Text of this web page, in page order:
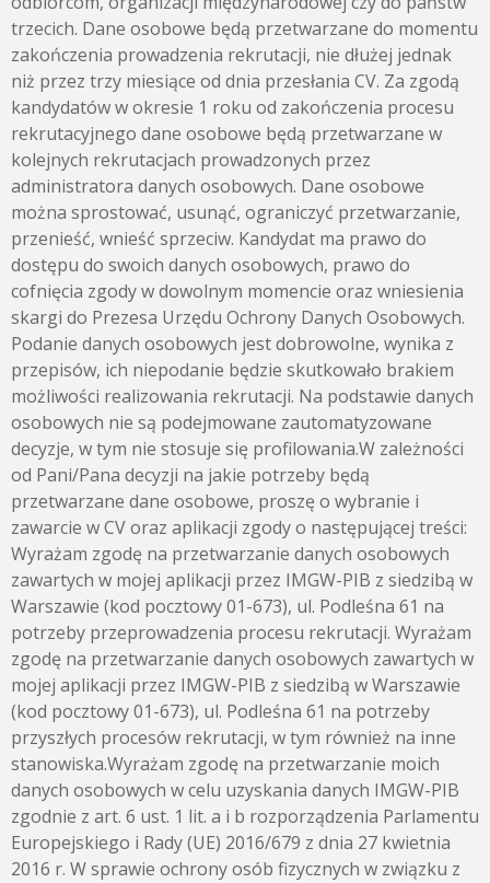
trzecich. Dane osobowe będą przetwarzane do momentu
zakończenia prowadzenia rekrutacji, nie dłużej jednak
niż przez trzy miesiące od dnia przesłania CV. Za zgodą
kandydatów w okresie 1 roku od zakończenia procesu
rekrutacyjnego dane osobowe będą przetwarzane w
kolejnych rekrutacjach prowadzonych przez
administratora danych osobowych. Dane osobowe
można sprostować, usunąć, ograniczyć przetwarzanie,
przenieść, wnieść sprzeciw. Kandydat ma prawo do
dostępu do swoich danych osobowych, prawo do
cofnięcia zgody w dowolnym momencie oraz wniesienia
skargi do Prezesa Urzędu Ochrony Danych Osobowych.
Podanie danych osobowych jest dobrowolne, wynika z
przepisów, ich niepodanie będzie skutkowało brakiem
możliwości realizowania rekrutacji. Na podstawie danych
osobowych nie są podejmowane zautomatyzowane
decyzje, w tym nie stosuje się profilowania.W zależności
od Pani/Pana decyzji na jakie potrzeby będą
przetwarzane dane osobowe, proszę o wybranie i
zawarcie w CV oraz aplikacji zgody o następującej treści:
Wyrażam zgodę na przetwarzanie danych osobowych
zawartych w mojej aplikacji przez IMGW-PIB z siedzibą w
Warszawie (kod pocztowy 01-673), ul. Podleśna 61 na
potrzeby przeprowadzenia procesu rekrutacji. Wyrażam
zgodę na przetwarzanie danych osobowych zawartych w
mojej aplikacji przez IMGW-PIB z siedzibą w Warszawie
(kod pocztowy 01-673), ul. Podleśna 61 na potrzeby
przyszłych procesów rekrutacji, w tym również na inne
stanowiska.Wyrażam zgodę na przetwarzanie moich
danych osobowych w celu uzyskania danych IMGW-PIB
zgodnie z art. 6 ust. 1 lit. a i b rozporządzenia Parlamentu
Europejskiego i Rady (UE) 2016/679 z dnia 27 kwietnia
2016 r. W sprawie ochrony osób fizycznych w związku z